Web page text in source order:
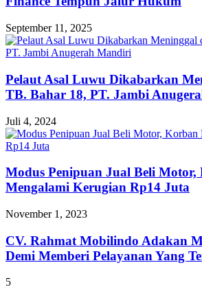
September 11, 2025
Pelaut Asal Luwu Dikabarkan
TB. Bahar 18, PT. Jambi
Juli 4, 2024
Modus Penipuan Jual Beli Motor,
Mengalami Kerugian Rp14 Juta
November 1, 2023
CV. Rahmat Mobilindo Adakan
Demi Memberi Pelayanan Yang
5